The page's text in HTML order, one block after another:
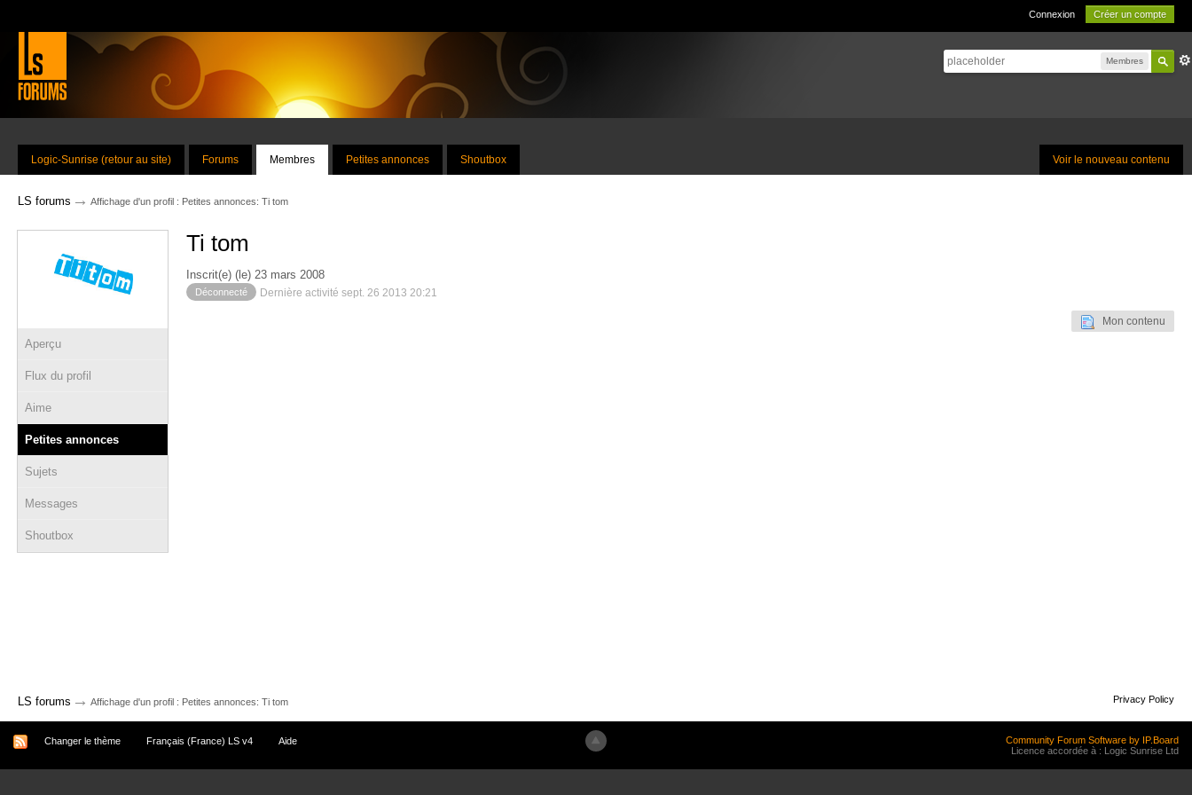
Connexion Créer un compte
Membres
Voir le nouveau contenu
Logic-Sunrise (retour au site) Forums Membres Petites annonces Shoutbox
LS forums → Affichage d'un profil : Petites annonces: Ti tom
Aperçu
Flux du profil
Aime
Petites annonces
Sujets
Messages
Shoutbox
Ti tom
Inscrit(e) (le) 23 mars 2008
Déconnecté Dernière activité sept. 26 2013 20:21
Mon contenu
LS forums → Affichage d'un profil : Petites annonces: Ti tom Privacy Policy
Changer le thème Français (France) LS v4 Aide
Community Forum Software by IP.Board
Licence accordée à : Logic Sunrise Ltd